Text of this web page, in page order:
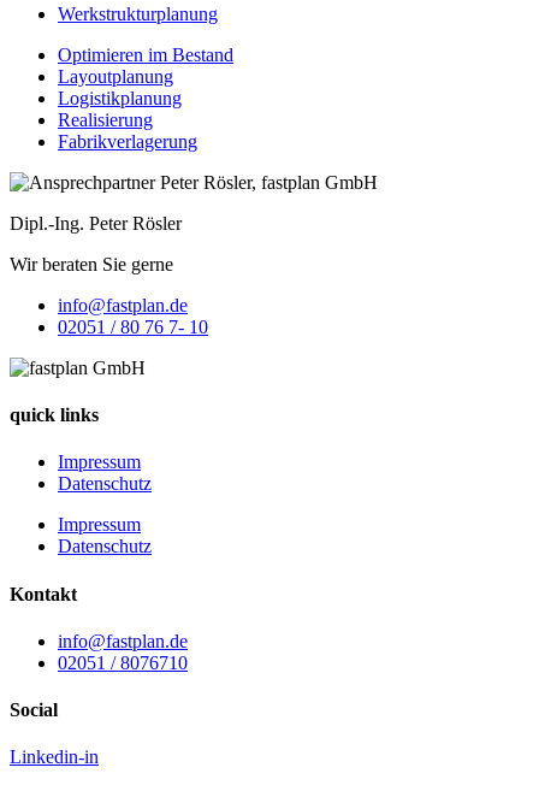
Werk­struk­tur­pla­nung
Opti­mie­ren im Bestand
Lay­out­pla­nung
Logis­tik­pla­nung
Rea­li­sie­rung
Fabrik­ver­la­ge­rung
Dipl.-Ing. Peter Rösler
Wir bera­ten Sie gerne
info@fastplan.de
02051 / 80 76 7- 10
quick links
Impressum
Datenschutz
Impressum
Datenschutz
Kontakt
info@fastplan.de
02051 / 8076710
Social
Linkedin-in